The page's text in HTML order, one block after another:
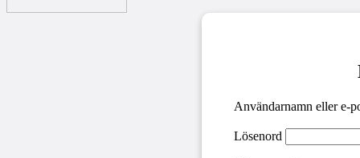
Användarnamn eller e-
Lösenord